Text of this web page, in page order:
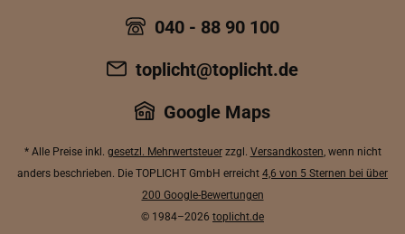
040 - 88 90 100
toplicht@toplicht.de
Google Maps
* Alle Preise inkl. gesetzl. Mehrwertsteuerzzgl. Versandkosten, wenn nicht
anders beschrieben. Die TOPLICHT GmbH erreicht 4,6 von 5 Sternen bei über
200 Google-Bewertungen
© 1984–2026 toplicht.de